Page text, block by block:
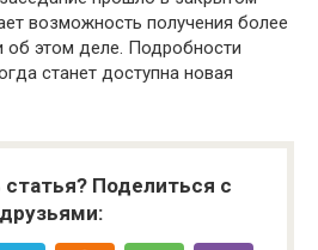
возможность получения более
об этом деле. Подробности
станет доступна новая
Поделиться с
друзьями: